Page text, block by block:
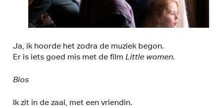
Ja, ik hoorde het zodra de muziek begon.
Er is iets goed mis met de filmLittle women.
Bios
Ik zit in de zaal, met een vriendin.